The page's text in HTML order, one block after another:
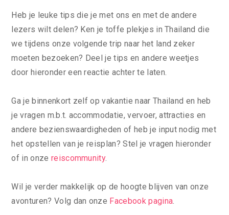
Heb je leuke tips die je met ons en met de andere
lezers wilt delen? Ken je toffe plekjes in Thailand die
we tijdens onze volgende trip naar het land zeker
moeten bezoeken? Deel je tips en andere weetjes
door hieronder een reactie achter te laten.
Ga je binnenkort zelf op vakantie naar Thailand en heb
je vragen m.b.t. accommodatie, vervoer, attracties en
andere bezienswaardigheden of heb je input nodig met
het opstellen van je reisplan? Stel je vragen hieronder
of in onze reiscommunity.
Wil je verder makkelijk op de hoogte blijven van onze
avonturen? Volg dan onze Facebook pagina.